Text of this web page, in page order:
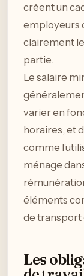
créent un
employeurs
clairement
partie.
Le salaire
varier en
horaires, et
comme
ménage
éléments
de transport
Les